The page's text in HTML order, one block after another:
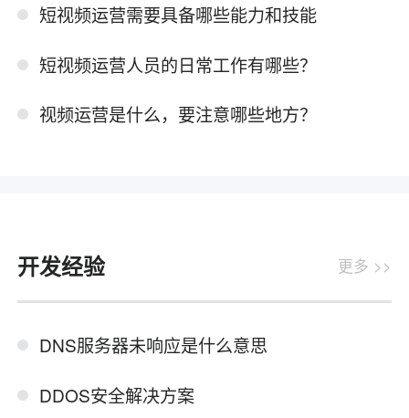
短视频运营需要具备哪些能力和技能
短视频运营人员的日常工作有哪些？
视频运营是什么，要注意哪些地方？
开发经验 更多 >>
DNS服务器未响应是什么意思
DDOS安全解决方案